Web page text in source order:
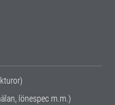
lönespec m.m.)